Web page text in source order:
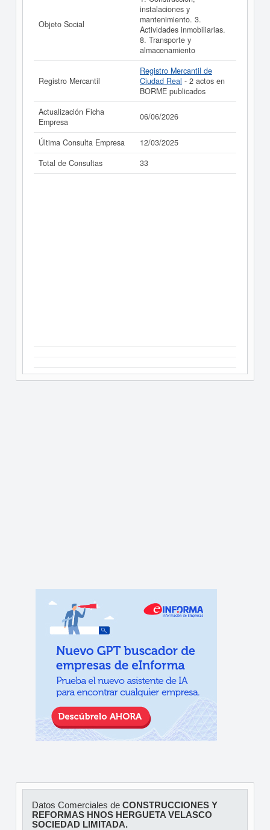
inmediatamente a este Informe ampliado
CONSTRUCCIONES Y REFORMAS HNOS HERGUETA
VELASCO SOCIEDAD LIMITADA. y consultar los
resultados de sus años de actividad, así como los
balances y cuentas de resultados disponibles.
La última actualización del informe de empresa se ha
realizado el 06/06/2026.
Objeto Social
instalaciones y
mantenimiento. 3.
Actividades inmobiliarias.
8. Transporte y
almacenamiento
Registro Mercantil
Registro Mercantil de
Ciudad Real - 2 actos en
BORME publicados
Actualización Ficha
Empresa
06/06/2026
Última Consulta Empresa
12/03/2025
Total de Consultas
33
Datos Comerciales de CONSTRUCCIONES Y
REFORMAS HNOS HERGUETA VELASCO
SOCIEDAD LIMITADA.